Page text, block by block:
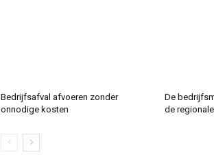
Bedrijfsafval afvoeren zonder
onnodige kosten
De
de